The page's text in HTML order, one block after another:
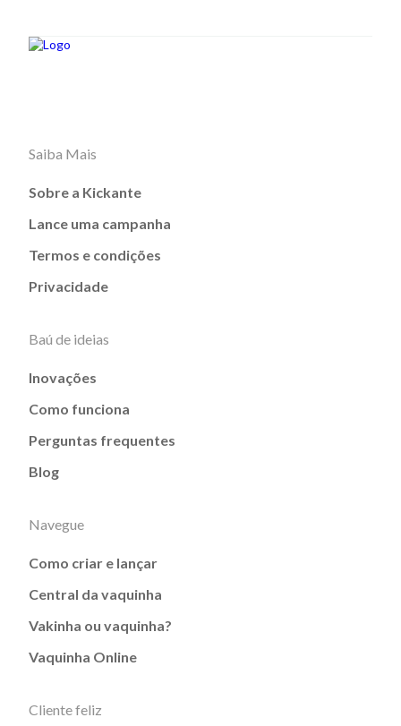
Saiba Mais
Sobre a Kickante
Lance uma campanha
Termos e condições
Privacidade
Baú de ideias
Inovações
Como funciona
Perguntas frequentes
Blog
Navegue
Como criar e lançar
Central da vaquinha
Vakinha ou vaquinha?
Vaquinha Online
Cliente feliz